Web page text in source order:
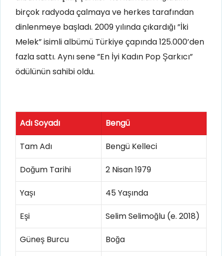
birçok radyoda çalmaya ve herkes tarafından
dinlenmeye başladı. 2009 yılında çıkardığı ”İki
Melek” isimli albümü Türkiye çapında 125.000’den
fazla sattı. Aynı sene ”En İyi Kadın Pop Şarkıcı”
ödülünün sahibi oldu.
Adı Soyadı Bengü
Tam Adı Bengü Kelleci
Doğum Tarihi 2 Nisan 1979
Yaşı 45 Yaşında
Eşi Selim Selimoğlu (e. 2018)
Güneş Burcu Boğa